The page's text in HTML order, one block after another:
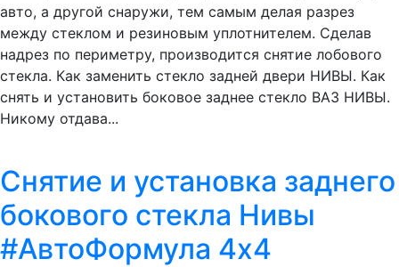
авто, а другой снаружи, тем самым делая разрез
между стеклом и резиновым уплотнителем. Сделав
надрез по периметру, производится снятие лобового
стекла. Как заменить стекло задней двери НИВЫ. Как
снять и установить боковое заднее стекло ВАЗ НИВЫ.
Никому отдава...
Снятие и установка заднего
бокового стекла Нивы
#АвтоФормула 4х4